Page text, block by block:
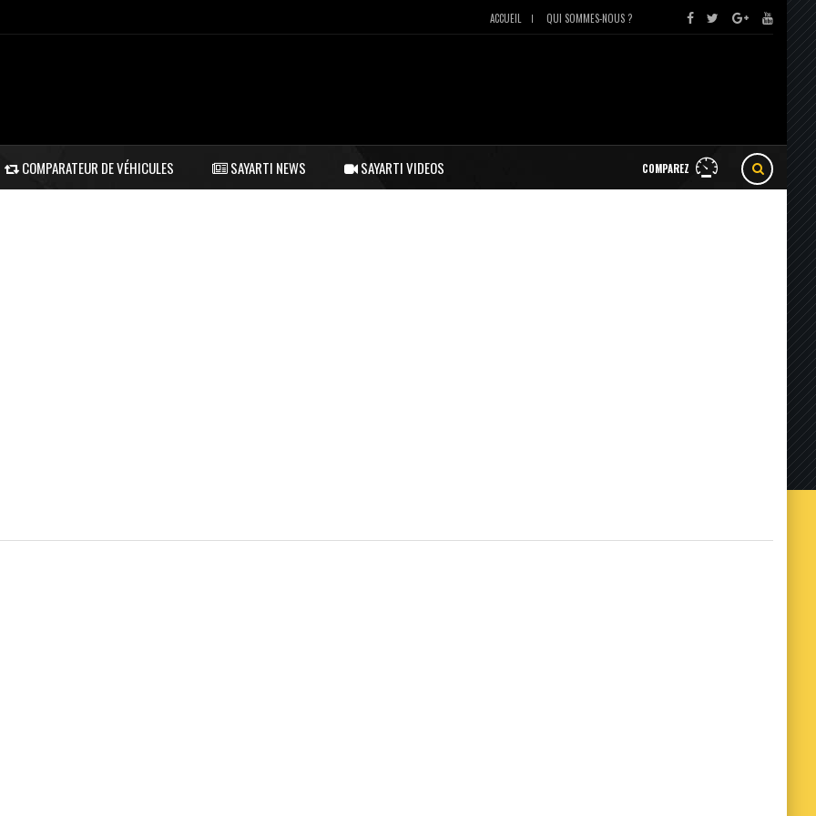
ACCUEIL QUI SOMMES-NOUS ?
COMPAREZ
COMPARATEUR DE VÉHICULES SAYARTI NEWS SAYARTI VIDEOS